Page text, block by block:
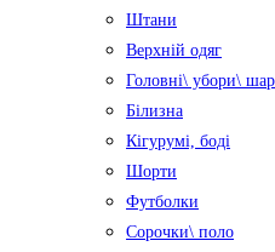
Штани
Верхній одяг
Головні\ убори\
Білизна
Кігурумі, боді
Шорти
Футболки
Сорочки\ поло